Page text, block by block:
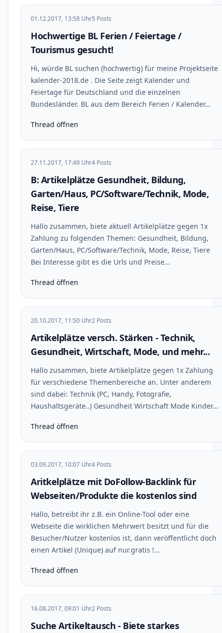
01.12.2017, 13:58 Uhr5 Posts
Hochwertige BL Ferien / Feiertage /
Tourismus gesucht!
Hi, würde BL suchen (hochwertig) für meine Projektseite
kalender-2018.de . Die Seite zeigt Kalender und
Feiertage für Deutschland und die einzelnen
Bundesländer. BL aus dem Bereich Ferien / Kalender…
Thread öffnen
27.11.2017, 17:49 Uhr4 Posts
B: Artikelplätze Gesundheit, Bildung,
Garten/Haus, PC/Software/Technik, Mode,
Reise, Tiere
Hallo zusammen, biete aktuell Artikelplätze gegen 1x
Zahlung zu folgenden Themen: Gesundheit, Bildung,
Garten/Haus, PC/Software/Technik, Mode, Reise, Tiere
Bei Interesse gibt es die Urls und Preise…
Thread öffnen
20.10.2017, 11:50 Uhr2 Posts
Artikelplätze versch. Stärken - Technik,
Gesundheit, Wirtschaft, Mode, und mehr...
Hallo zusammen, biete Artikelplätze gegen 1x Zahlung
für verschiedene Themenbereiche an. Unter anderem
sind dabei: Technik (PC, Handy, Fotografie,
Haushaltsgeräte..) Gesundheit Wirtschaft Mode Kinder…
Thread öffnen
03.09.2017, 10:07 Uhr4 Posts
Aritkelplätze mit DoFollow-Backlink für
Webseiten/Produkte die kostenlos sind
Hallo, betreibt ihr z.B. ein Online-Tool oder eine
Webseite die wirklichen Mehrwert besitzt und für die
Besucher/Nutzer kostenlos ist, dann veröffentlicht doch
einen Artikel (Unique) auf nur.gratis !…
Thread öffnen
16.08.2017, 09:01 Uhr2 Posts
Suche Artikeltausch - Biete starkes